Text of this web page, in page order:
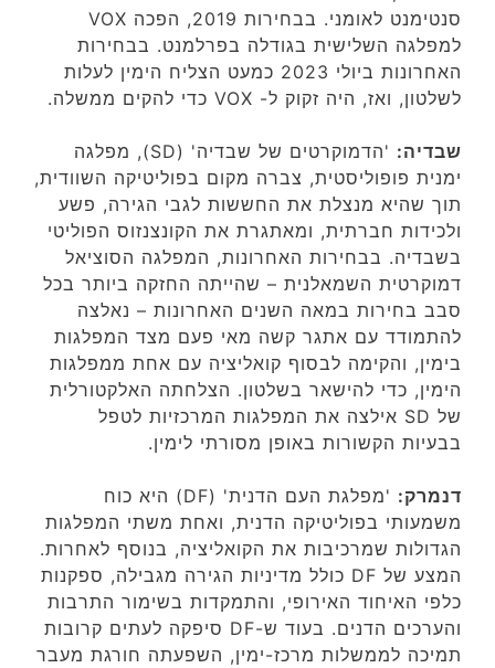
סנטימנט לאומני. בבחירות 2019, הפכה VOX
למפלגה השלישית בגודלה בפרלמנט. בבחירות
האחרונות ביולי 2023 כמעט הצליח הימין לעלות
לשלטון, ואז, היה זקוק ל- VOX כדי להקים ממשלה.
שבדיה:
'הדמוקרטים של שבדיה' (SD), מפלגה
ימנית פופוליסטית, צברה מקום בפוליטיקה השוודית,
תוך שהיא מנצלת את החששות לגבי הגירה, פשע
ולכידות חברתית, ומאתגרת את הקונצנזוס הפוליטי
בשבדיה. בבחירות האחרונות, המפלגה הסוציאל
דמוקרטית השמאלנית – שהייתה החזקה ביותר בכל
סבב בחירות במאה השנים האחרונות – נאלצה
להתמודד עם אתגר קשה מאי פעם מצד המפלגות
בימין, והקימה לבסוף קואליציה עם אחת ממפלגות
הימין, כדי להישאר בשלטון. הצלחתה האלקטורלית
של SD אילצה את המפלגות המרכזיות לטפל
בבעיות הקשורות באופן מסורתי לימין.
דנמרק:
'מפלגת העם הדנית' (DF) היא כוח
משמעותי בפוליטיקה הדנית, ואחת משתי המפלגות
הגדולות שמרכיבות את הקואליציה, בנוסף לאחרות.
המצע של DF כולל מדיניות הגירה מגבילה, ספקנות
כלפי האיחוד האירופי, והתמקדות בשימור התרבות
והערכים הדנים. בעוד ש-DF סיפקה לעתים קרובות
תמיכה לממשלות מרכז-ימין, השפעתה חורגת מעבר